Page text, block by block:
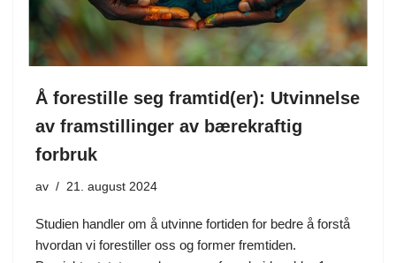
Å forestille seg framtid(er): Utvinnelse
av framstillinger av bærekraftig
forbruk
av 21. august 2024
Studien handler om å utvinne fortiden for bedre å forstå
hvordan vi forestiller oss og former fremtiden.